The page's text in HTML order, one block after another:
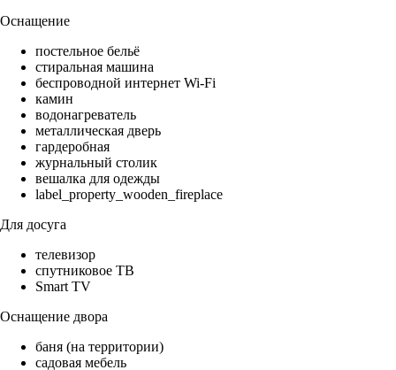
Оснащение
постельное бельё
стиральная машина
беспроводной интернет Wi-Fi
камин
водонагреватель
металлическая дверь
гардеробная
журнальный столик
вешалка для одежды
label_property_wooden_fireplace
Для досуга
телевизор
спутниковое ТВ
Smart TV
Оснащение двора
баня (на территории)
садовая мебель